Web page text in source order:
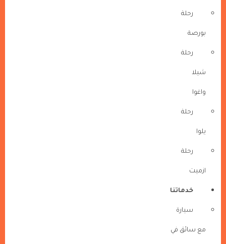
رحلة
بورصة
رحلة
شيلا
واغوا
رحلة
يلوا
رحلة
ازميت
خدماتنا
سيارة
مع سائق في